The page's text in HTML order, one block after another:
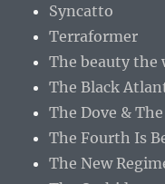
Syncatto
Terraformer
The beauty the
The Black
The Dove &
The Fourth Is
The New